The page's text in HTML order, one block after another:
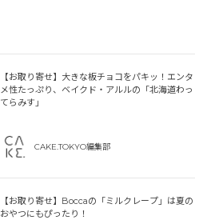
【お取り寄せ】大きな板チョコをパキッ！エンタ
メ性たっぷり、ベイクド・アルルの「北海道わっ
てらみす」
CAKE.TOKYO編集部
【お取り寄せ】Boccaの「ミルクレープ」は夏の
おやつにもぴったり！